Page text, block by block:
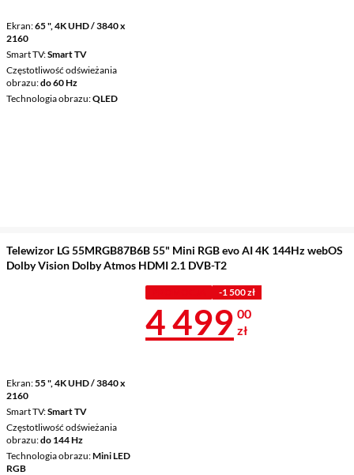
Ekran 65 ", 4K UHD / 3840 x
2160
Smart TV Smart TV
Częstotliwość odświeżania
obrazu do 60 Hz
Technologia obrazu QLED
Telewizor LG 55MRGB87B6B 55" Mini RGB evo AI 4K 144Hz webOS
Dolby Vision Dolby Atmos HDMI 2.1 DVB-T2
Ekran 55 ", 4K UHD / 3840 x
2160
Smart TV Smart TV
Częstotliwość odświeżania
obrazu do 144 Hz
Technologia obrazu Mini LED
RGB
-1 500 zł
Cena 4 499 zł
4 499 00
zł